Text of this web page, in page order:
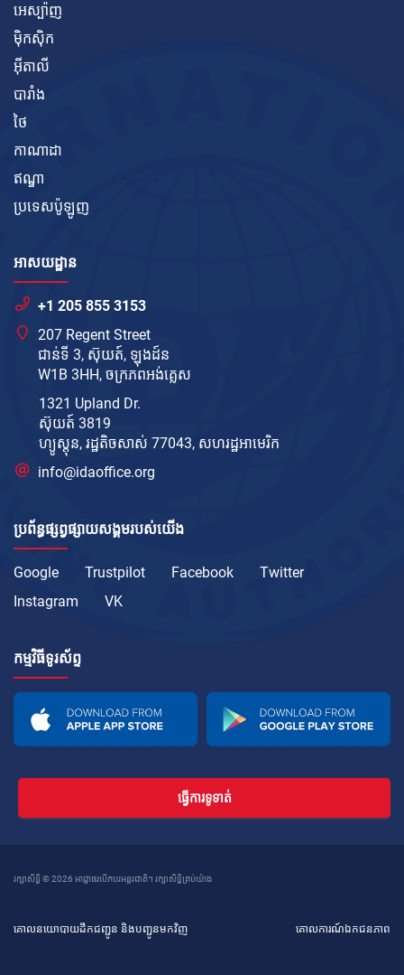
អេស្ប៉ាញ
ម៉ិកស៊ិក
អ៊ីតាលី
បារាំង
ថៃ
កាណាដា
ឥណ្ឌា
ប្រទេសប៉ូឡូញ
អាសយដ្ឋាន
+1 205 855 3153
207 Regent Street
ជាន់ទី 3, ស៊ុយត៍, ឡុងដ៍ន
W1B 3HH, ចក្រភព​អង់គ្លេស
1321 Upland Dr.
ស៊ុយត៍ 3819
ហ្យូស្តុន, រដ្ឋតិចសាស់ 77043, សហរដ្ឋ​អាមេរិក
info@idaoffice.org
ប្រព័ន្ធផ្សព្វផ្សាយសង្គមរបស់យើង
Google Trustpilot Facebook
Twitter
Instagram
VK
កម្មវិធីទូរស័ព្ទ
ធ្វើការទូទាត់
រក្សាសិទ្ធិ © 2026 អាជ្ញាធរបើកបរអន្តរជាតិ។ រក្សាសិទ្ធិគ្រប់យ៉ាង
គោលនយោបាយដឹកជញ្ជូន និងបញ្ជូនមកវិញ គោលការណ៍ឯកជនភាព